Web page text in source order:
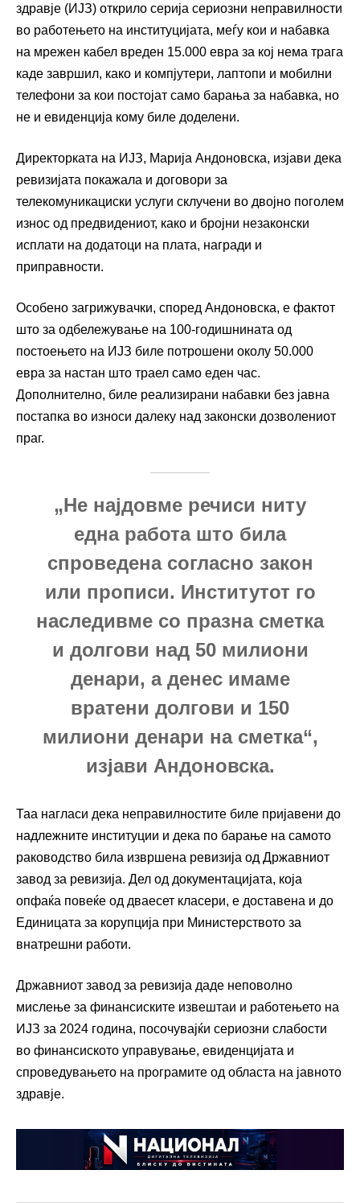
здравје (ИЈЗ) открило серија сериозни неправилности
во работењето на институцијата, меѓу кои и набавка
на мрежен кабел вреден 15.000 евра за кој нема трага
каде завршил, како и компјутери, лаптопи и мобилни
телефони за кои постојат само барања за набавка, но
не и евиденција кому биле доделени.
Директорката на ИЈЗ, Марија Андоновска, изјави дека
ревизијата покажала и договори за
телекомуникациски услуги склучени во двојно поголем
износ од предвидениот, како и бројни незаконски
исплати на додатоци на плата, награди и
приправности.
Особено загрижувачки, според Андоновска, е фактот
што за одбележување на 100-годишнината од
постоењето на ИЈЗ биле потрошени околу 50.000
евра за настан што траел само еден час.
Дополнително, биле реализирани набавки без јавна
постапка во износи далеку над законски дозволениот
праг.
„Не најдовме речиси ниту
една работа што била
спроведена согласно закон
или прописи. Институтот го
наследивме со празна сметка
и долгови над 50 милиони
денари, а денес имаме
вратени долгови и 150
милиони денари на сметка“,
изјави Андоновска.
Таа нагласи дека неправилностите биле пријавени до
надлежните институции и дека по барање на самото
раководство била извршена ревизија од Државниот
завод за ревизија. Дел од документацијата, која
опфаќа повеќе од дваесет класери, е доставена и до
Единицата за корупција при Министерството за
внатрешни работи.
Државниот завод за ревизија даде неповолно
мислење за финансиските извештаи и работењето на
ИЈЗ за 2024 година, посочувајќи сериозни слабости
во финансиското управување, евиденцијата и
спроведувањето на програмите од областа на јавното
здравје.